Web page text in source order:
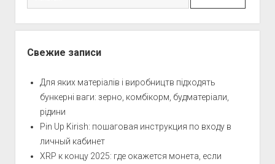
Рынок
Свежие записи
Для яких матеріалів і виробництв підходять
бункерні ваги: зерно, комбікорм, будматеріали,
рідини
Pin Up Kirish: пошаговая инструкция по входу в
личный кабинет
XRP к концу 2025: где окажется монета, если